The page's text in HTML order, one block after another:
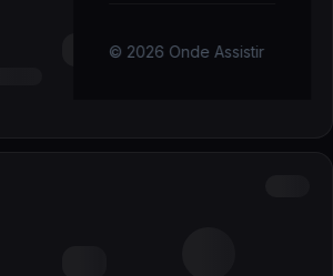
© 2026 Onde Assistir